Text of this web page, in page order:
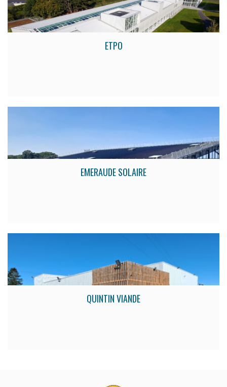
ETPO
EMERAUDE SOLAIRE
QUINTIN VIANDE